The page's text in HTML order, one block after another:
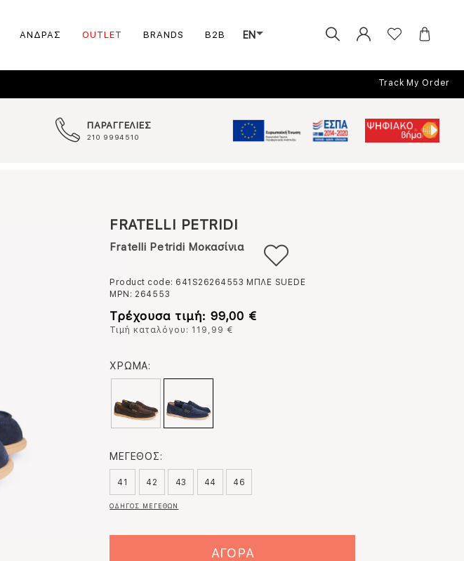
ΑΝΔΡΑΣ OUTLET BRANDS B2B EN
Track My Order
ΠΑΡΑΓΓΕΛΙΕΣ
210 9994510
FRATELLI PETRIDI
Fratelli Petridi Μοκασίνια
Product code: 641S26264553 ΜΠΛΕ SUEDE
MPN: 264553
Τρέχουσα τιμή: 99,00 €
Τιμή καταλόγου: 119,99 €
ΧΡΩΜΑ:
ΜΕΓΕΘΟΣ:
41 42 43 44 46
ΟΔΗΓΟΣ ΜΕΓΕΘΩΝ
ΑΓΟΡΑ